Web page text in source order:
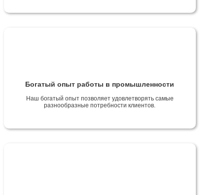
Богатый опыт работы в промышленности
Наш богатый опыт позволяет удовлетворять самые
разнообразные потребности клиентов.